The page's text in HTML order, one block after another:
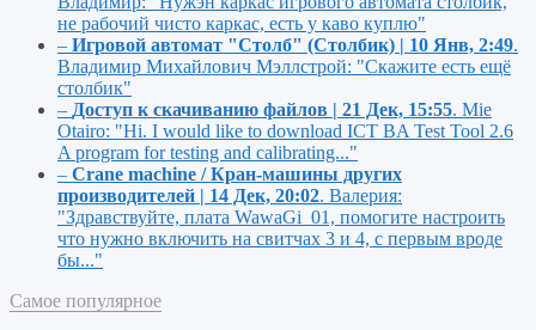
не рабочий чисто каркас, есть у каво куплю"
– Игровой автомат "Столб" (Столбик) | 10 Янв, 2:49.
Владимир Михайлович Мэллстрой: "Скажите есть ещё
столбик"
– Доступ к скачиванию файлов | 21 Дек, 15:55. Mie
Otairo: "Hi. I would like to download ICT BA Test Tool 2.6
A program for testing and calibrating..."
– Crane machine / Кран-машины других
производителей | 14 Дек, 20:02. Валерия:
"Здравствуйте, плата WawaGi_01, помогите настроить
что нужно включить на свитчах 3 и 4, с первым вроде
бы..."
Самое популярное